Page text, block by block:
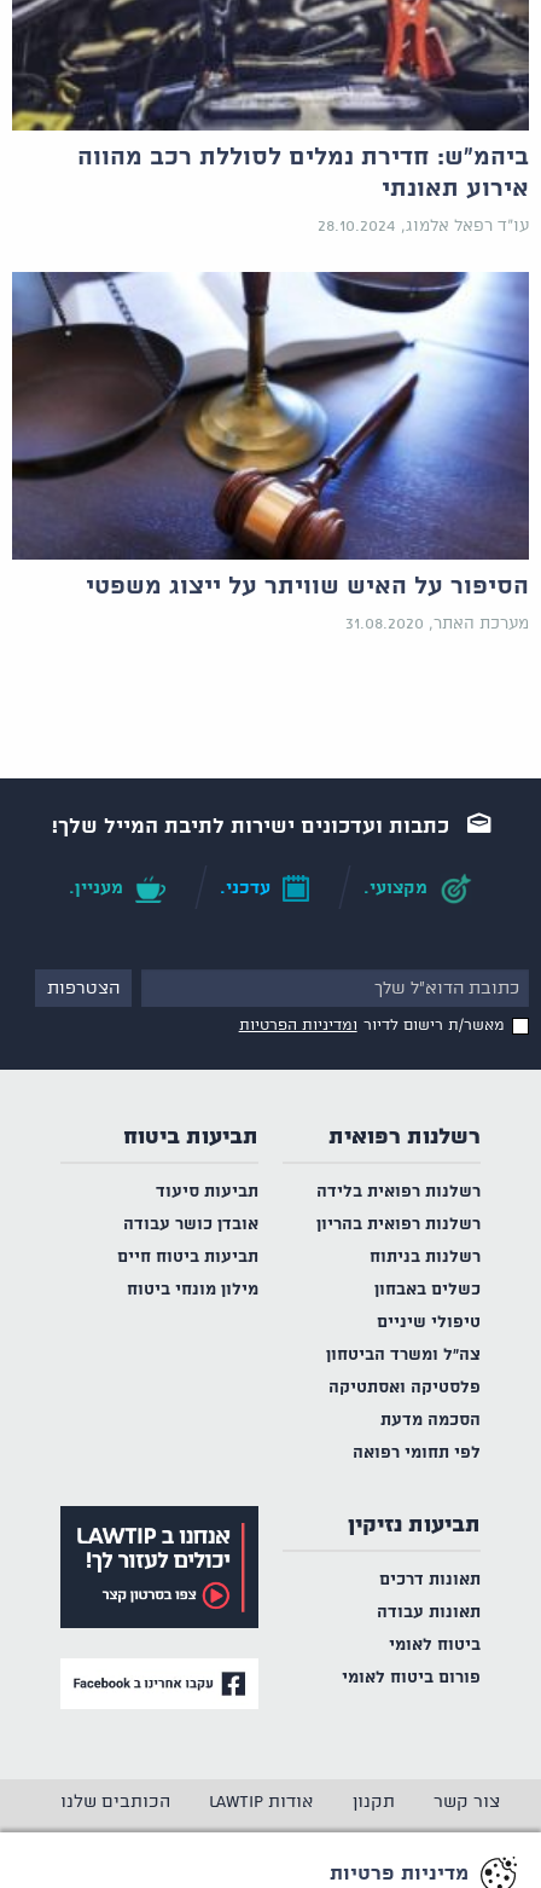
ביהמ"ש: חדירת נמלים לסוללת רכב מהווה
אירוע תאונתי
עו"ד רפאל אלמוג, 28.10.2024
הסיפור על האיש שוויתר על ייצוג משפטי
מערכת האתר, 31.08.2020
כתבות ועדכונים ישירות לתיבת המייל שלך!
מקצועי. עדכני. מעניין.
מאשר/ת רישום לדיור ומדיניות הפרטיות
רשלנות רפואית
רשלנות רפואית בלידה
רשלנות רפואית בהריון
רשלנות בניתוח
כשלים באבחון
טיפולי שיניים
צה"ל ומשרד הביטחון
פלסטיקה ואסתטיקה
הסכמה מדעת
לפי תחומי רפואה
תביעות ביטוח
תביעות סיעוד
אובדן כושר עבודה
תביעות ביטוח חיים
מילון מונחי ביטוח
תביעות נזיקין
תאונות דרכים
תאונות עבודה
ביטוח לאומי
פורום ביטוח לאומי
צור קשר תקנון אודות LAWTIP הכותבים שלנו
מדיניות פרטיות